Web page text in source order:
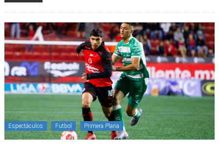
Espectáculos Futbol Primera Plana